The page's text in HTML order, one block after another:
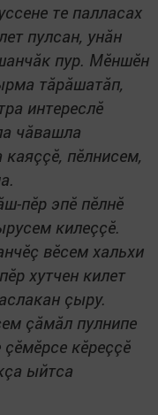
те палласах
пулсан, унăн
пур. Мӗншӗн
тăрăшатăп,
интереслӗ
чăвашла
пӗлнисем,
пӗр эпӗ пӗлнӗ
килеççӗ.
вӗсем хальхи
хутчен килет
çыру.
çăмăл пулнипе
кӗреççӗ
ыйтса